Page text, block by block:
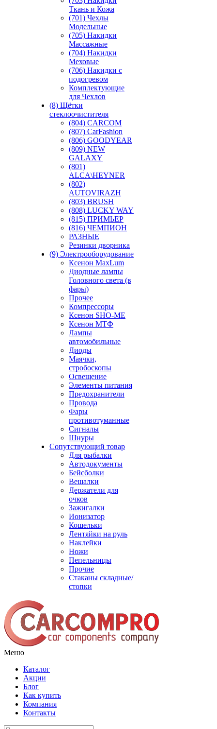
Ткань и Кожа
(701) Чехлы
Модельные
(705) Накидки
Массажные
(704) Накидки
Меховые
(706) Накидки с
подогревом
Комплектующие
для Чехлов
(8) Щётки
стеклоочистителя
(804) CARCOM
(807) CarFashion
(806) GOODYEAR
(809) NEW
GALAXY
(801)
ALCA\HEYNER
(802)
AUTOVIRAZH
(803) BRUSH
(808) LUCKY WAY
(815) ПРИМЬЕР
(816) ЧЕМПИОН
РАЗНЫЕ
Резинки дворника
(9) Электрооборудование
Ксенон MaxLum
Диодные лампы
Головного света (в
фары)
Прочее
Компрессоры
Ксенон SHO-ME
Ксенон МТФ
Лампы
автомобильные
Диоды
Маячки,
стробоскопы
Освещение
Элементы питания
Предохранители
Провода
Фары
противотуманные
Сигналы
Шнуры
Сопутствующий товар
Для рыбалки
Автодокументы
Бейсболки
Вешалки
Держатели для
очков
Зажигалки
Ионизатор
Кошельки
Лентяйки на руль
Наклейки
Ножи
Пепельницы
Прочие
Стаканы складные/
стопки
Меню
Каталог
Акции
Блог
Как купить
Компания
Контакты